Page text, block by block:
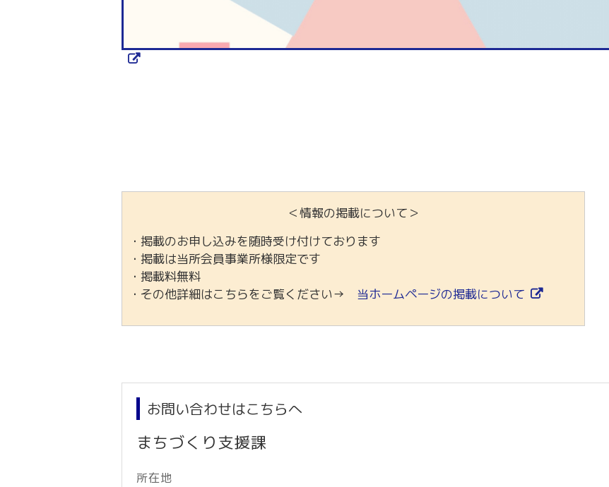
＜情報の掲載について＞
・掲載のお申し込みを随時受け付けております
・掲載は当所会員事業所様限定です
・掲載料無料
・その他詳細はこちらをご覧ください→ 当ホームページの掲載について
お問い合わせはこちらへ
まちづくり支援課
所在地